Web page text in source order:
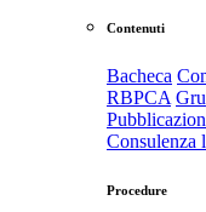
Contenuti
Bacheca
RBPCA
Consulenza
Procedure